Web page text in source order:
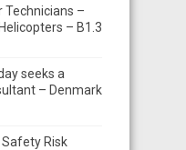
Technicians –
– B1.3
seeks a
– Denmark
Safety Risk